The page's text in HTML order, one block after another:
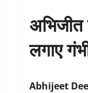
लगाए
Abhijeet